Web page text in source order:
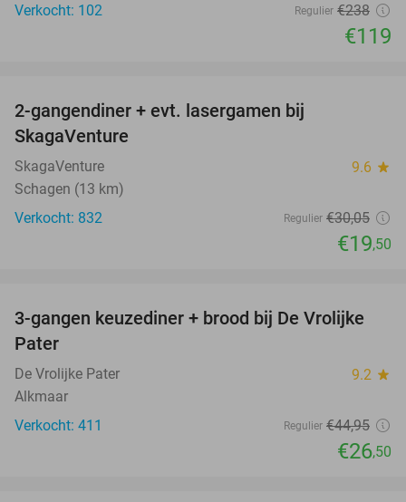
Verkocht: 102
Regulier €238
€119
2-gangendiner + evt. lasergamen bij
SkagaVenture
SkagaVenture 9.6 star
Schagen (13 km)
Verkocht: 832
Regulier €30,05
€19,50
41%
3-gangen keuzediner + brood bij De Vrolijke
Pater
De Vrolijke Pater 9.2 star
Alkmaar
Verkocht: 411
Regulier €44,95
€26,50